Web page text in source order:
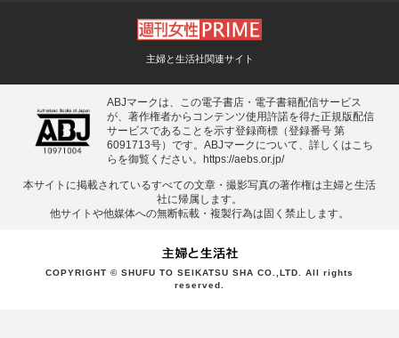
主婦と生活社関連サイト
ABJマークは、この電子書店・電子書籍配信サービス
が、著作権者からコンテンツ使用許諾を得た正規版配信
サービスであることを示す登録商標（登録番号 第
6091713号）です。ABJマークについて、詳しくはこち
らを御覧ください。
https://aebs.or.jp/
本サイトに掲載されているすべての⽂章・撮影写真の著作権は主婦と⽣活
社に帰属します。
他サイトや他媒体への無断転載・複製⾏為は固く禁⽌します。
COPYRIGHT © SHUFU TO SEIKATSU SHA CO.,LTD. All rights
reserved.